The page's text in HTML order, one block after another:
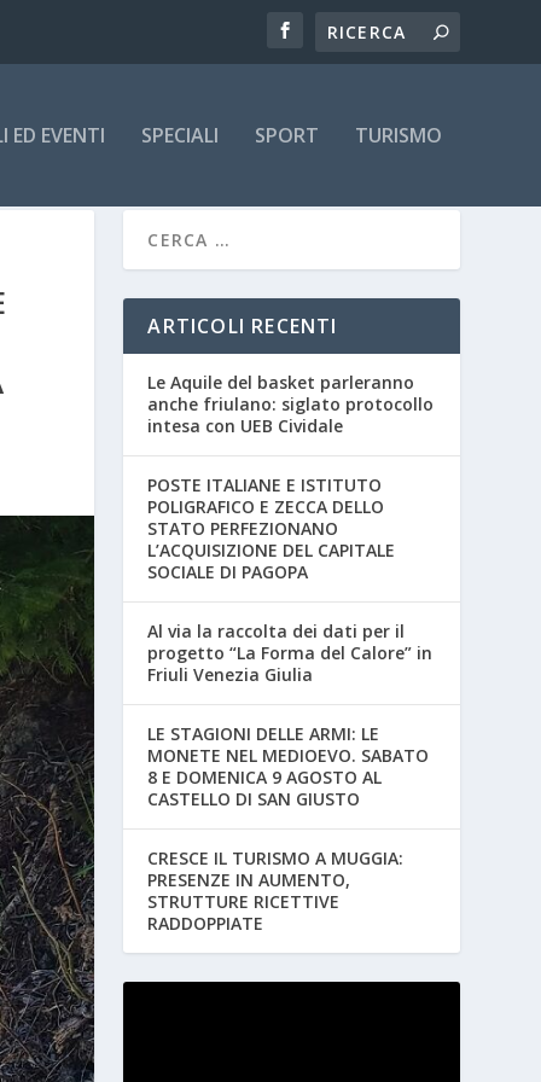
ED EVENTI SPECIALI SPORT TURISMO
ARTICOLI RECENTI
Le Aquile del basket parleranno
anche friulano: siglato protocollo
intesa con UEB Cividale
POSTE ITALIANE E ISTITUTO
POLIGRAFICO E ZECCA DELLO
STATO PERFEZIONANO
L’ACQUISIZIONE DEL CAPITALE
SOCIALE DI PAGOPA
Al via la raccolta dei dati per il
progetto “La Forma del Calore” in
Friuli Venezia Giulia
LE STAGIONI DELLE ARMI: LE
MONETE NEL MEDIOEVO. SABATO
8 E DOMENICA 9 AGOSTO AL
CASTELLO DI SAN GIUSTO
CRESCE IL TURISMO A MUGGIA:
PRESENZE IN AUMENTO,
STRUTTURE RICETTIVE
RADDOPPIATE